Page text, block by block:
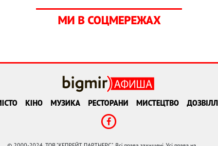
МИ В СОЦМЕРЕЖАХ
КІНО МУЗИКА РЕСТОРАНИ МИСТЕЦТВО